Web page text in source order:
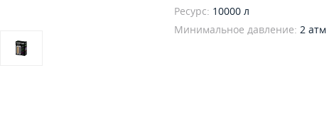
Ресурс: 10000 л
Минимальное давление: 2 атм